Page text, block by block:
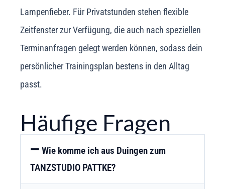
Lampenfieber. Für Privatstunden stehen flexible
Zeitfenster zur Verfügung, die auch nach speziellen
Terminanfragen gelegt werden können, sodass dein
persönlicher Trainingsplan bestens in den Alltag
passt.
Häufige Fragen
Wie komme ich aus Duingen zum
TANZSTUDIO PATTKE?